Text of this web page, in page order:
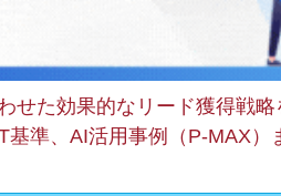
せた効果的なリード獲得戦
準、AI活用事例（P-MAX